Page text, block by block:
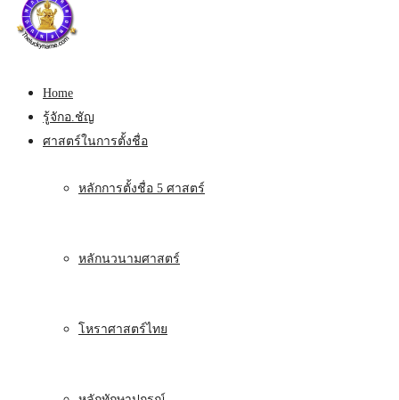
Home
รู้จักอ.ชัญ
ศาสตร์ในการตั้งชื่อ
หลักการตั้งชื่อ 5 ศาสตร์
หลักนวนามศาสตร์
โหราศาสตร์ไทย